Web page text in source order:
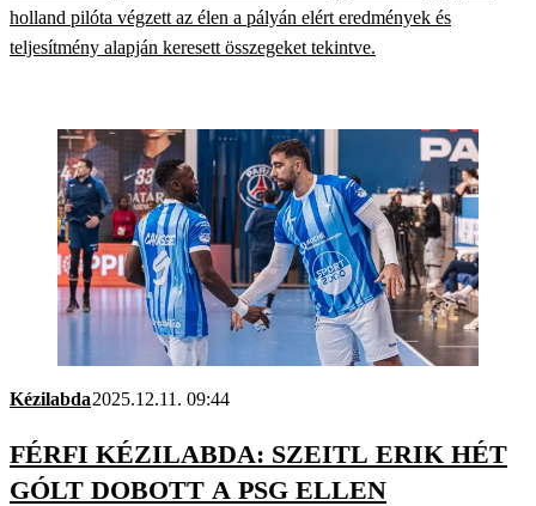
holland pilóta végzett az élen a pályán elért eredmények és
teljesítmény alapján keresett összegeket tekintve.
Kézilabda2025.12.11. 09:44
FÉRFI KÉZILABDA: SZEITL ERIK HÉT
GÓLT DOBOTT A PSG ELLEN